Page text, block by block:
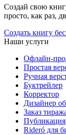
Создай свою
просто, как раз,
Создать книгу
Наши услуги
Офлайн-
Простая
Ручная
Буктрейлер
Корректор
Дизайнер
Заказ
Публикация
Rideró для